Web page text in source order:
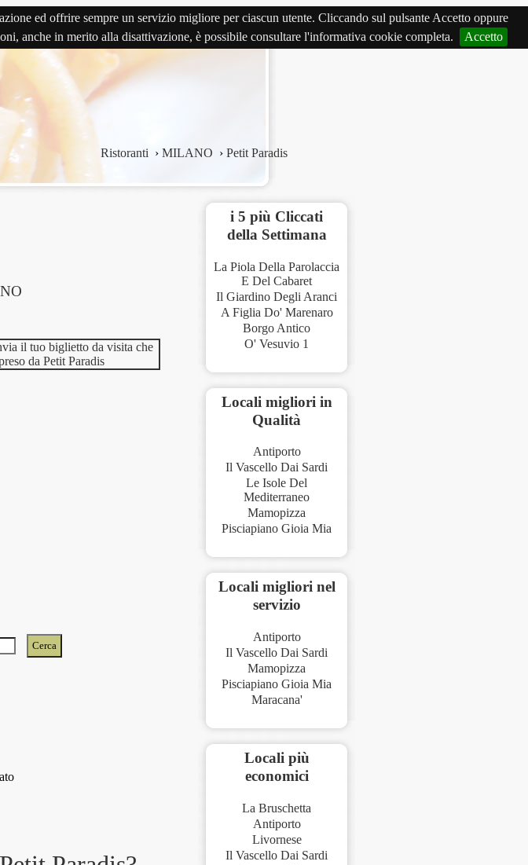
ed offrire sempre un servizio migliore per ciascun utente. Cliccando sul pulsante Accetto oppure
anche in merito alla disattivazione, è possibile consultare l'informativa cookie completa.
Accetto
Ristoranti › MILANO › Petit Paradis
i 5 più Cliccati
della Settimana
La Piola Della Parolaccia
E Del Cabaret
Il Giardino Degli Aranci
A Figlia Do' Marenaro
Borgo Antico
O' Vesuvio 1
Locali migliori in
Qualità
Antiporto
Il Vascello Dai Sardi
Le Isole Del
Mediterraneo
Mamopizza
Pisciapiano Gioia Mia
Locali migliori nel
servizio
Antiporto
Il Vascello Dai Sardi
Mamopizza
Pisciapiano Gioia Mia
Maracana'
Locali più
economici
La Bruschetta
Antiporto
Livornese
Il Vascello Dai Sardi